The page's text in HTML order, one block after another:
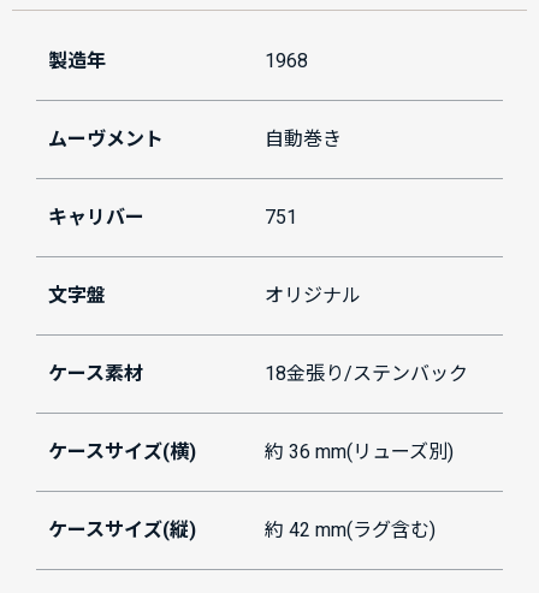
製造年 1968
ムーヴメント 自動巻き
キャリバー 751
文字盤 オリジナル
ケース素材 18金張り/ステンバック
ケースサイズ(横) 約 36 mm(リューズ別)
ケースサイズ(縦) 約 42 mm(ラグ含む)